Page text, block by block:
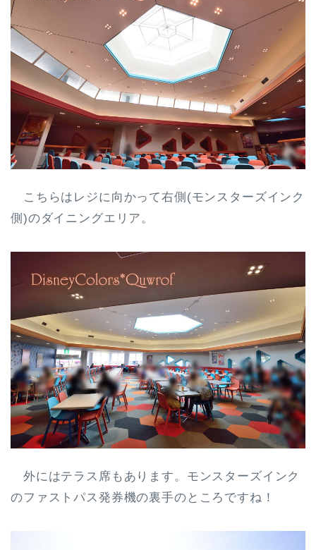
こちらはレジに向かって右側(モンスターズインク
側)のダイニングエリア。
外にはテラス席もあります。モンスターズインク
のファストパス発券機の裏手のところですね！